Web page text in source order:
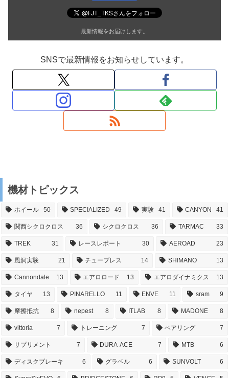
最新情報をお届けします。
SNSで最新情報をお知らせしています。
機材トピックス
ホイール 50 SPECIALIZED 49 実験 41 CANYON 41
関西シクロクロス 36 シクロクロス 36 TARMAC 33
TREK 31 レースレポート 30 AEROAD 23
風洞実験 21 チューブレス 14 SHIMANO 13
Cannondale 13 エアロロード 13 エアロダイナミクス 13
タイヤ 13 PINARELLO 11 ENVE 11 sram 9
摩擦抵抗 8 nepest 8 ITLAB 8 MADONE 8
vittoria 7 トレーニング 7 ベアリング 7
サプリメント 7 DURA-ACE 7 MTB 6
ディスクブレーキ 6 グラベル 6 SUNVOLT 6